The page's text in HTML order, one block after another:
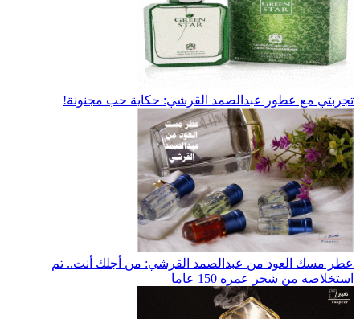
تجربتي مع عطور عبدالصمد القرشي: حكاية حب مجنونة!
عطر مسك العود من عبدالصمد القرشي: من أجلك أنت.. تم
استخلاصه من شجر عمره 150 عاما